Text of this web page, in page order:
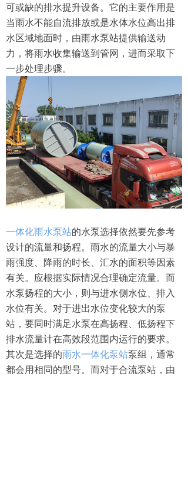
可或缺的排水提升设备。它的主要作用是
当雨水不能自流排放或是水体水位高出排
水区域地面时，由雨水泵站提供输送动
力，将雨水收集输送到管网，进而采取下
一步处理步骤。
一体化雨水泵站的水泵选择依然要先参考
设计的流量和扬程。雨水的流量大小与暴
雨强度、降雨的时长、汇水的面积等因素
有关。应根据实际情况合理确定流量。而
水泵扬程的大小，则与进水侧水位、排入
水位有关。对于进出水位变化较大的泵
站，要同时满足水泵在高扬程、低扬程下
排水流量计在高效段范围内运行的要求。
其次是选择的雨水一体化泵站泵组，通常
都会用相同的型号。而对于合流泵站，由